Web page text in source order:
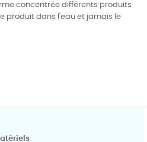
concentrée différents produits
produit dans l'eau et jamais le